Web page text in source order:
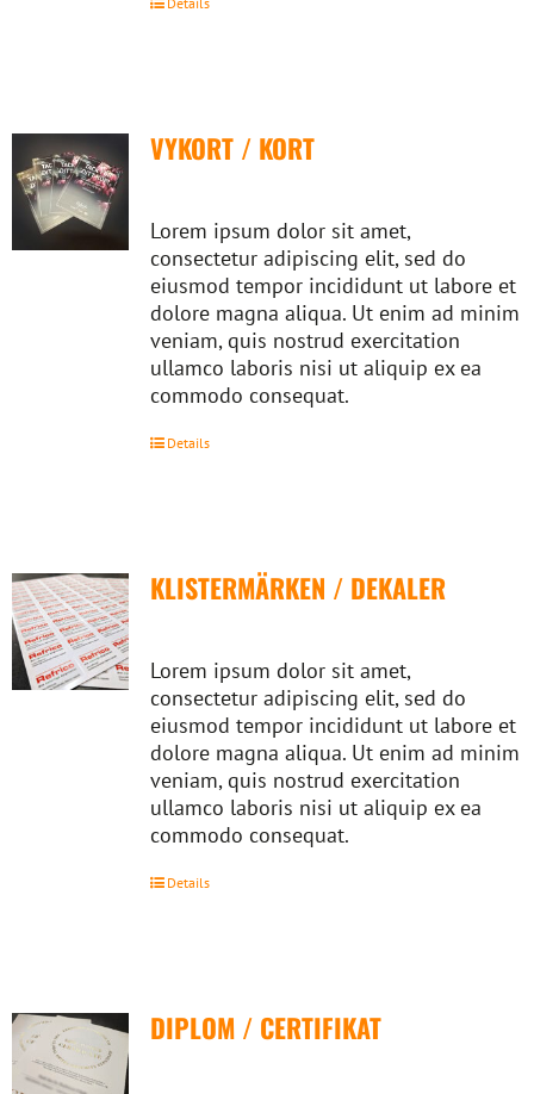
VYKORT / KORT
Lorem ipsum dolor sit amet,
consectetur adipiscing elit, sed do
eiusmod tempor incididunt ut labore et
dolore magna aliqua. Ut enim ad minim
veniam, quis nostrud exercitation
ullamco laboris nisi ut aliquip ex ea
commodo consequat.
Details
KLISTERMÄRKEN / DEKALER
Lorem ipsum dolor sit amet,
consectetur adipiscing elit, sed do
eiusmod tempor incididunt ut labore et
dolore magna aliqua. Ut enim ad minim
veniam, quis nostrud exercitation
ullamco laboris nisi ut aliquip ex ea
commodo consequat.
Details
DIPLOM / CERTIFIKAT